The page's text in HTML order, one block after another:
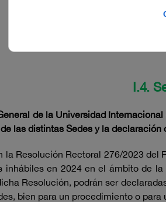
I.4.
de la Universidad
las distintas Sedes y la
Resolución Rectoral 276/2023
en 2024 en el ámbito de
Resolución, podrán ser
bien para un procedimiento o